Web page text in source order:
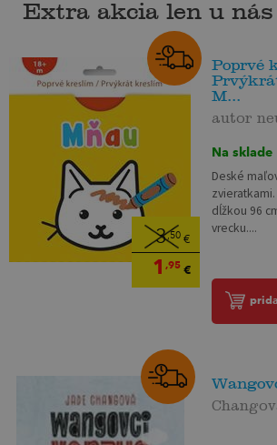
Extra akcia len u nás
3,50€
1 ,95€
Poprvé
M...
autor
Na sklade
Deské
dĺžkou 96
vrecku....